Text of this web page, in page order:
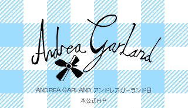
ANDREA GARLAND アンドレアガーランド日
本公式ＨＰ